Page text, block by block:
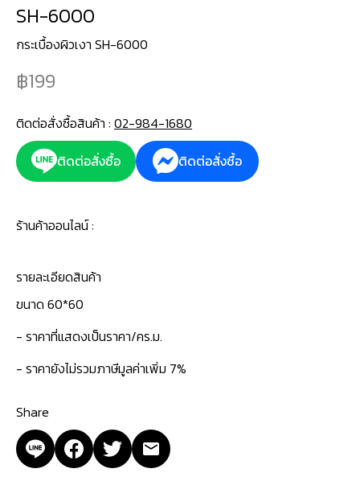
SH-6000
กระเบื้องผิวเงา SH-6000
199
ติดต่อสั่งซื้อสินค้า : 02-984-1680
ติดต่อสั่งซื้อ
ติดต่อสั่งซื้อ
ร้านค้าออนไลน์ :
รายละเอียดสินค้า
‍ขนาด 60*60
- ราคาที่แสดงเป็นราคา/คร.ม.
- ราคายังไม่รวมภาษีมูลค่าเพิ่ม 7%
Share